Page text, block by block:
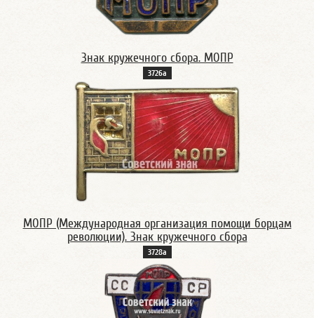
Знак кружечного сбора. МОПР
3726а
МОПР (Международная организация помощи борцам
революции). Знак кружечного сбора
3728а